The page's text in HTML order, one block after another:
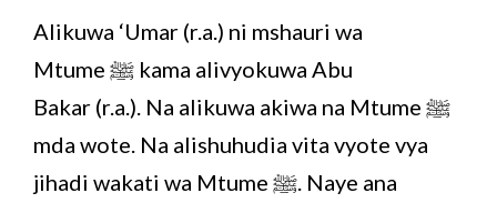
Alikuwa ‘Umar (r.a.) ni mshauri wa
Mtume ﷺ kama alivyokuwa Abu
Bakar (r.a.). Na alikuwa akiwa na Mtume ﷺ
mda wote. Na alishuhudia vita vyote vya
jihadi wakati wa Mtume ﷺ. Naye ana